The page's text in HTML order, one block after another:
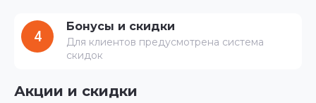
4
Бонусы и скидки
Для клиентов предусмотрена система
скидок
Акции и скидки